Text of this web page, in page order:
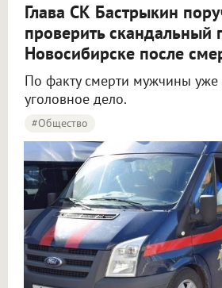
Глава СК Бастрыкин
проверить скандальный
Новосибирске после
По факту смерти мужчины уже
уголовное дело.
#Общество